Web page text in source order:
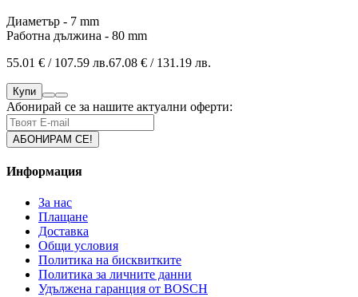
Диаметър - 7 mm
Работна дължина - 80 mm
55.01 € / 107.59 лв.67.08 € / 131.19 лв.
Купи
Абонирай се за нашите актуални оферти:
Информация
За нас
Плащане
Доставка
Общи условия
Политика на бисквитките
Политика за личните данни
Удължена гаранция от BOSCH